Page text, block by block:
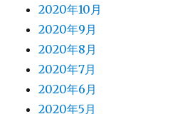
2020年10月
2020年9月
2020年8月
2020年7月
2020年6月
2020年5月